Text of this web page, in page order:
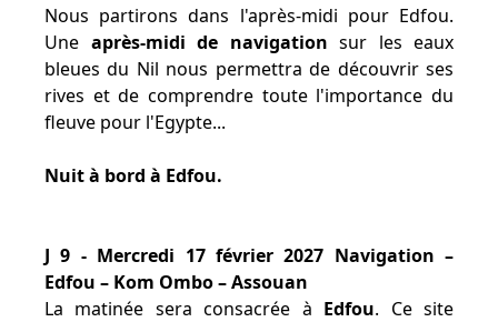
Nous partirons dans l'après-midi pour Edfou.
Une après-midi de navigation sur les eaux
bleues du Nil nous permettra de découvrir ses
rives et de comprendre toute l'importance du
fleuve pour l'Egypte...
Nuit à bord à Edfou.
J 9 - Mercredi 17 février 2027 Navigation –
Edfou – Kom Ombo – Assouan
La matinée sera consacrée à Edfou. Ce site